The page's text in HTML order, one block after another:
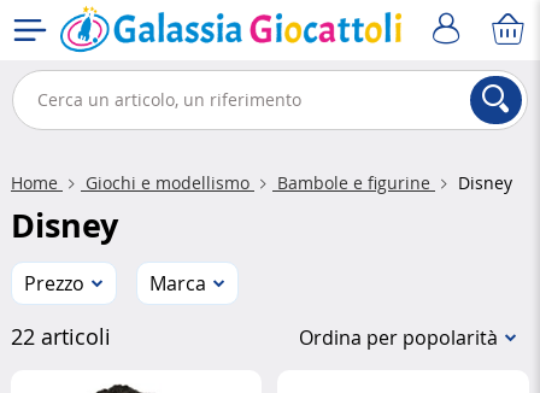
Home Giochi e modellismo Bambole e figurine Disney
Disney
Prezzo Marca
22 articoli Ordina per popolarità